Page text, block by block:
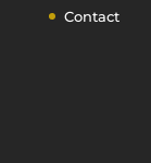
Contact